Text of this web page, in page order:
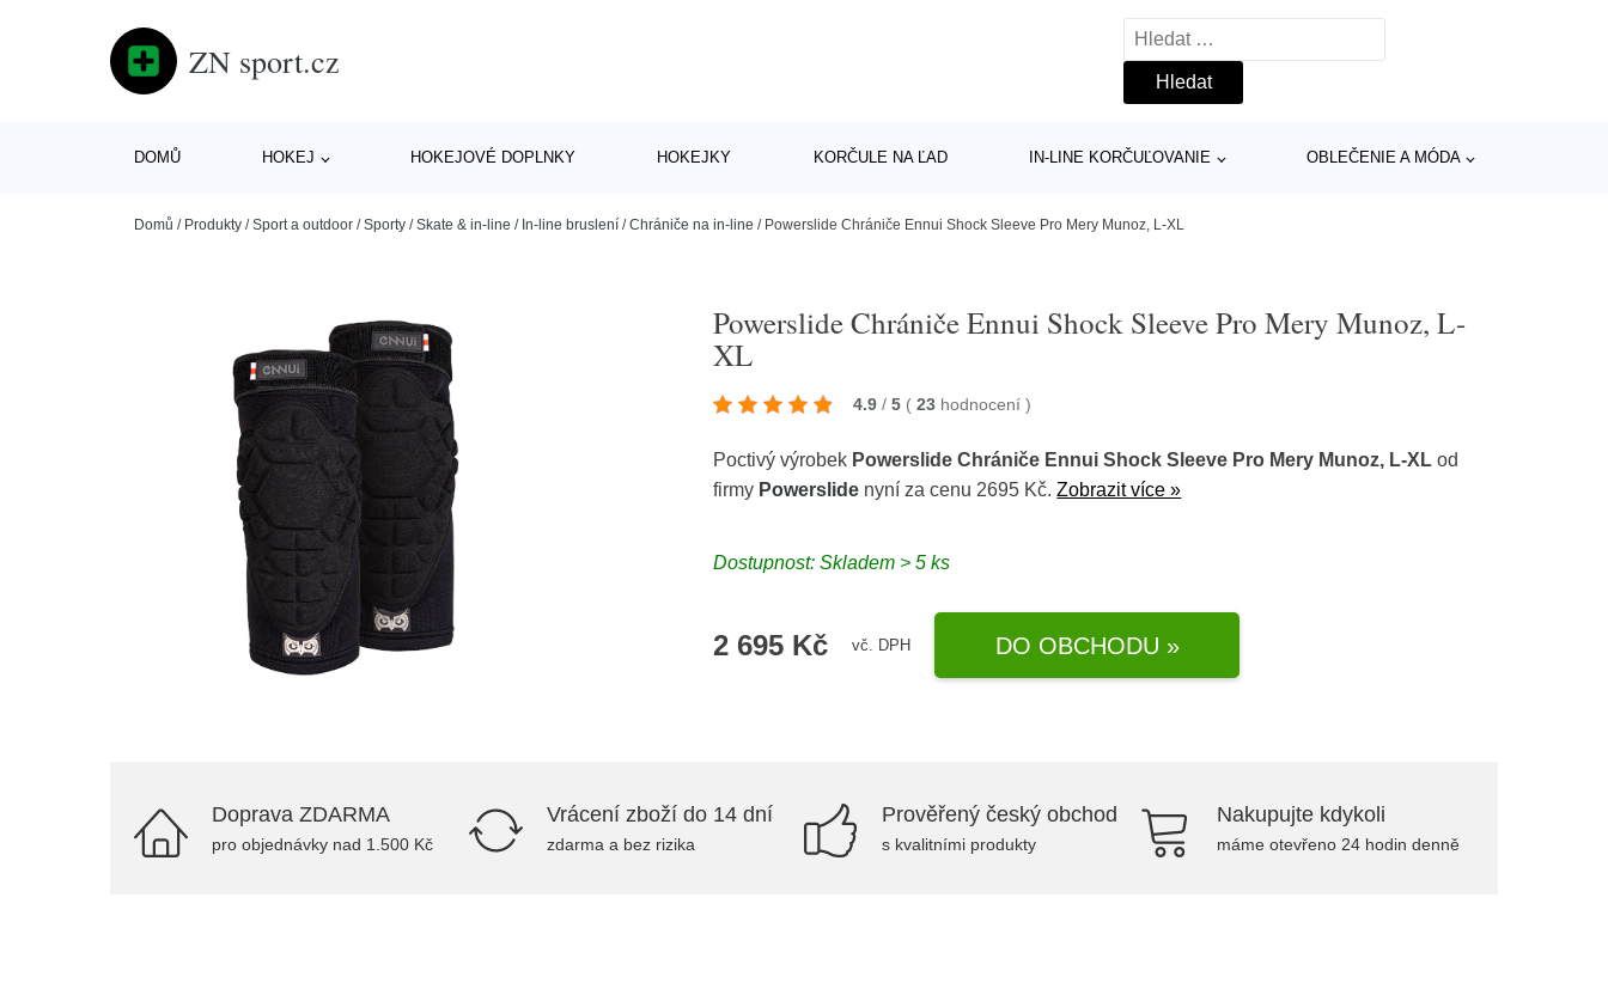
ZN sport.cz
Vyhledávání
DOMŮ HOKEJ HOKEJOVÉ DOPLNKY HOKEJKY KORČULE NA ĽAD IN-LINE KORČUĽOVANIE OBLEČENIE A MÓDA
Domů / Produkty /Sport a outdoor /Sporty /Skate & in-line / In-line bruslení /Chrániče na in-line / Powerslide Chrániče Ennui Shock Sleeve Pro Mery Munoz, L-XL
Powerslide Chrániče Ennui Shock Sleeve Pro Mery Munoz, L-
XL
4.9 / 5 ( 23 hodnocení)
Poctivý výrobek Powerslide Chrániče Ennui Shock Sleeve Pro Mery Munoz, L-XL od
firmy Powerslide nyní za cenu 2695 Kč.Zobrazit více »
Dostupnost: Skladem > 5 ks
2 695 Kč vč. DPH DO OBCHODU »
Doprava ZDARMA
pro objednávky nad 1.500 Kč
Vrácení zboží do 14 dní
zdarma a bez rizika
Prověřený český obchod
s kvalitními produkty
Nakupujte kdykoli
máme otevřeno 24 hodin denně